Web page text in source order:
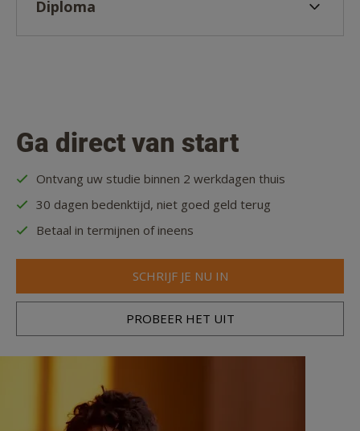
Diploma
Ga direct van start
Ontvang uw studie binnen 2 werkdagen thuis
30 dagen bedenktijd, niet goed geld terug
Betaal in termijnen of ineens
SCHRIJF JE NU IN
PROBEER HET UIT